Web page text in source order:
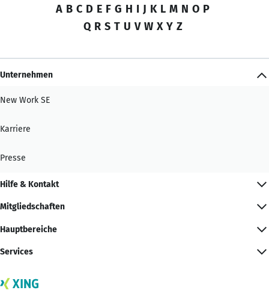
A B C D E F G H I J K L M N O P
Q R S T U V W X Y Z
Unternehmen
New Work SE
Karriere
Presse
Hilfe & Kontakt
Mitgliedschaften
Hauptbereiche
Services